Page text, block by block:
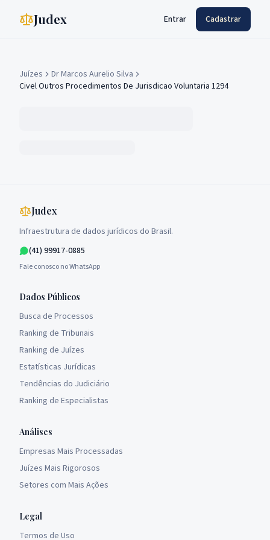
Judex Entrar Cadastrar
Juízes
Dr Marcos Aurelio Silva
Civel Outros Procedimentos De Jurisdicao Voluntaria 1294
Judex
Infraestrutura de dados jurídicos do Brasil.
(41) 99917-0885
Fale conosco no WhatsApp
Dados Públicos
Busca de Processos
Ranking de Tribunais
Ranking de Juízes
Estatísticas Jurídicas
Tendências do Judiciário
Ranking de Especialistas
Análises
Empresas Mais Processadas
Juízes Mais Rigorosos
Setores com Mais Ações
Legal
Termos de Uso